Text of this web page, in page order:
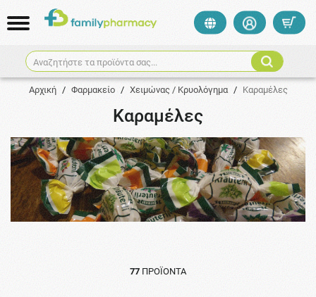
Αναζητήστε τα προϊόντα σας...
Αρχική / Φαρμακείο / Χειμώνας / Κρυολόγημα / Καραμέλες
Καραμέλες
77 ΠΡΟΪΌΝΤΑ